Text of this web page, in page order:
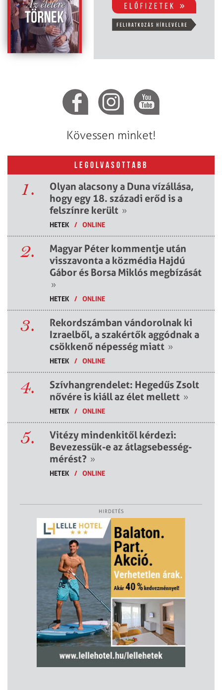
Kövessen minket!
LEGOLVASOTTABB
1.
Olyan alacsony a Duna vízállása,
hogy egy 18. századi erőd is a
felszínre került »
HETEK / ONLINE
2.
Magyar Péter kommentje után
visszavonta a közmédia Hajdú
Gábor és Borsa Miklós megbízását
»
HETEK / ONLINE
3.
Rekordszámban vándorolnak ki
Izraelből, a szakértők aggódnak a
csökkenő népesség miatt »
HETEK / ONLINE
4.
Szívhangrendelet: Hegedűs Zsolt
nővére is kiáll az élet mellett »
HETEK / ONLINE
5.
Vitézy mindenkitől kérdezi:
Bevezessük-e az átlagsebesség-
mérést? »
HETEK / ONLINE
HIRDETÉS